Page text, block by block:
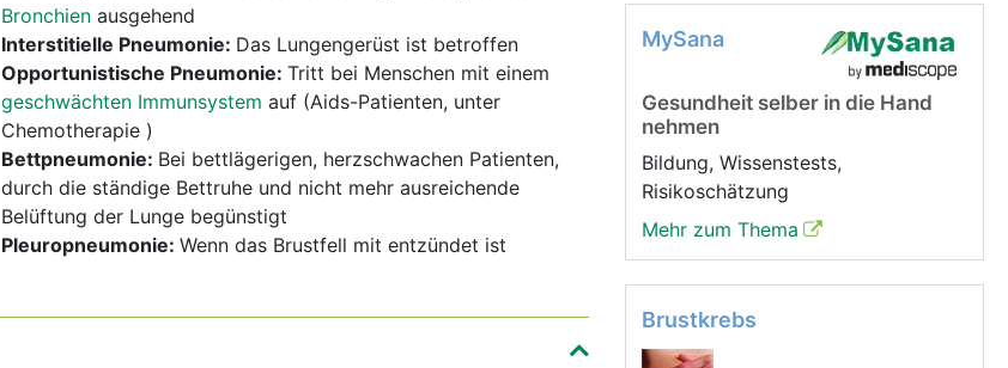
Bronchien ausgehend
Interstitielle Pneumonie: Das Lungengerüst ist betroffen
Opportunistische Pneumonie: Tritt bei Menschen mit einem
geschwächten Immunsystem auf (Aids-Patienten, unter
Chemotherapie )
Bettpneumonie: Bei bettlägerigen, herzschwachen Patienten,
durch die ständige Bettruhe und nicht mehr ausreichende
Belüftung der Lunge begünstigt
Pleuropneumonie: Wenn das Brustfell mit entzündet ist
MySana
Gesundheit selber in die Hand
nehmen
Bildung, Wissenstests,
Risikoschätzung
Mehr zum Thema
Brustkrebs